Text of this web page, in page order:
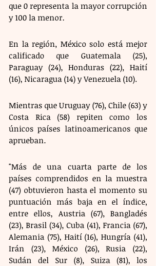
que 0 representa la mayor corrupción
y 100 la menor.
En la región, México solo está mejor
calificado que Guatemala (25),
Paraguay (24), Honduras (22), Haití
(16), Nicaragua (14) y Venezuela (10).
Mientras que Uruguay (76), Chile (63) y
Costa Rica (58) repiten como los
únicos países latinoamericanos que
aprueban.
"Más de una cuarta parte de los
países comprendidos en la muestra
(47) obtuvieron hasta el momento su
puntuación más baja en el índice,
entre ellos, Austria (67), Bangladés
(23), Brasil (34), Cuba (41), Francia (67),
Alemania (75), Haití (16), Hungría (41),
Irán (23), México (26), Rusia (22),
Sudán del Sur (8), Suiza (81), los